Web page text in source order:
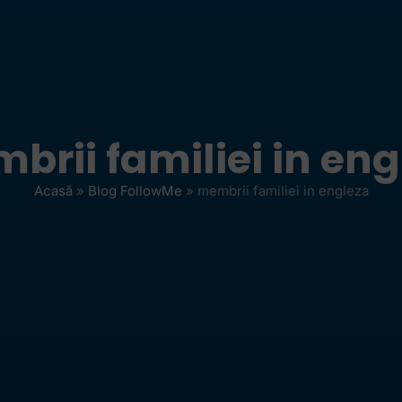
familiei in
Acasă » Blog FollowMe » membrii familiei in engleza